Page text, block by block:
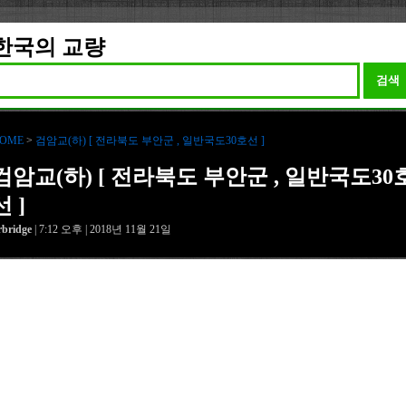
국의 교량
검색
> 검암교(하) [ 전라북도 부안군 , 일반국도30호선 ]
암교(하) [ 전라북도 부안군 , 일반국도30
]
| 7:12 오후 | 2018년 11월 21일